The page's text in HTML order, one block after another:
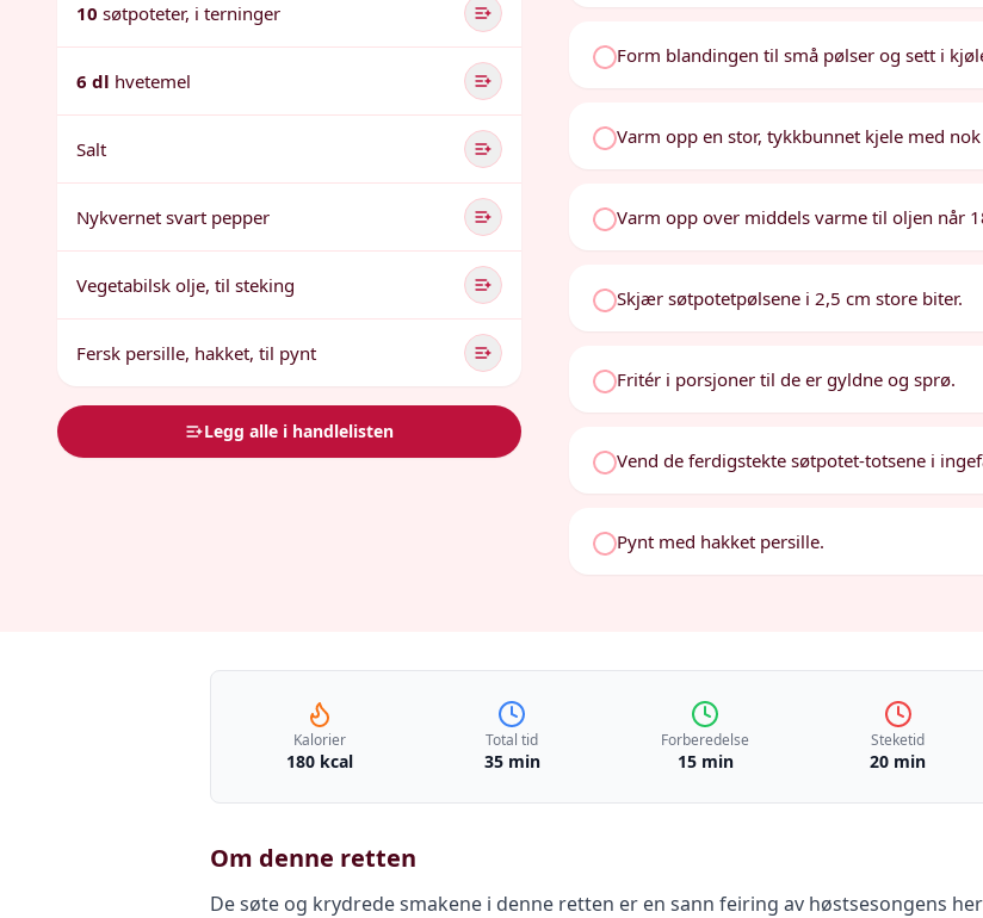
10 søtpoteter, i terninger
6 dl hvetemel
Salt
Nykvernet svart pepper
Vegetabilsk olje, til steking
Fersk persille, hakket, til pynt
Legg alle i handlelisten
Form blandingen til små pølser og sett i
Varm opp en stor, tykkbunnet kjele med
Varm opp over middels varme til oljen når
Skjær søtpotetpølsene i 2,5 cm store biter.
Fritér i porsjoner til de er gyldne og sprø.
Vend de ferdigstekte søtpotet-totsene i
Pynt med hakket persille.
Kalorier
180 kcal
Total tid
35 min
Forberedelse
15 min
Steketid
20 min
Om denne retten
De søte og krydrede smakene i denne retten er en sann feiring av høstsesongens